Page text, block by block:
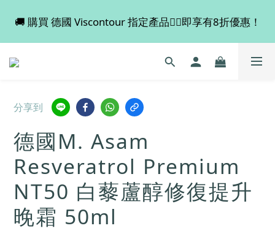
💡 全店滿 $600 免運費，買多件更抵！
🚚 購買 德國 Viscontour 指定產品👉🏻即享有8折優惠！
📢📢📢 Miss Fabulous 8月暫停德國代購服務，於9月
💡 全店滿 $600 免運費，買多件更抵！
分享到
德國M. Asam
Resveratrol Premium
NT50 白藜蘆醇修復提升
晚霜 50ml